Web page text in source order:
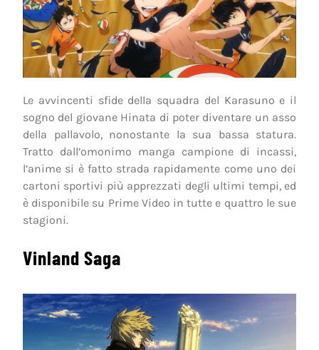
Le avvincenti sfide della squadra del Karasuno e il
sogno del giovane Hinata di poter diventare un asso
della pallavolo, nonostante la sua bassa statura.
Tratto dall’omonimo manga campione di incassi,
l’anime si è fatto strada rapidamente come uno dei
cartoni sportivi più apprezzati degli ultimi tempi, ed
è disponibile su Prime Video in tutte e quattro le sue
stagioni.
Vinland Saga